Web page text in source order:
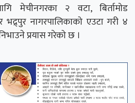
मेचीनगरका २ वटा, बिर्तामोड
नागरपालिकाको एउटा गरी ४
प्रयास गरेको छ ।